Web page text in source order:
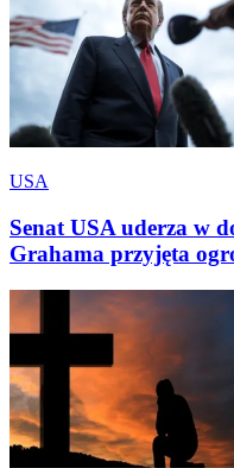
USA
Senat USA uderza w
Grahama przyjęta